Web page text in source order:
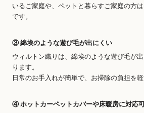
いるご家庭や、ペットと暮らすご家庭の方
です。
③ 綿埃のような遊び毛が出にくい
ウィルトン織りは、綿埃のような遊び毛が
ります。
日常のお手入れが簡単で、お掃除の負担を軽
④ ホットカーペットカバーや床暖房に対応